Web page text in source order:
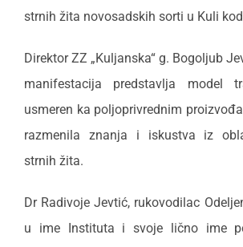
strnih žita novosadskih sorti u Kuli
Direktor ZZ „Kuljanska“ g. Bogoljub
manifestacija predstavlja model
usmeren ka poljoprivrednim
razmenila znanja i iskustva iz
strnih žita.
Dr Radivoje Jevtić, rukovodilac
u ime Instituta i svoje lično ime